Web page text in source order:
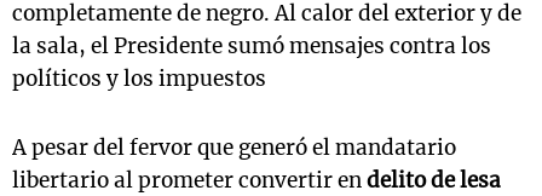
completamente de negro. Al calor del exterior y de
la sala, el Presidente sumó mensajes contra los
políticos y los impuestos
A pesar del fervor que generó el mandatario
libertario al prometer convertir endelito de lesa